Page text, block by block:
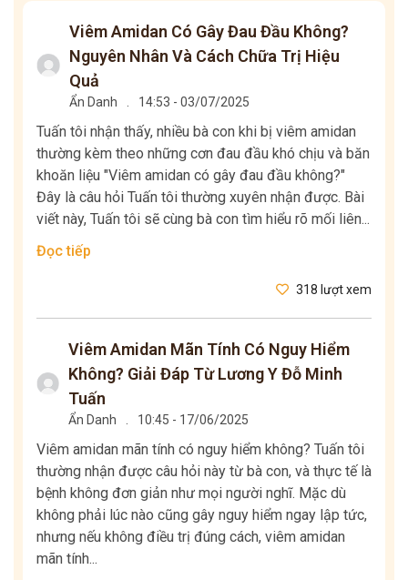
Viêm Amidan Có Gây Đau Đầu Không?
Nguyên Nhân Và Cách Chữa Trị Hiệu
Quả
Ẩn Danh 14:53 - 03/07/2025
Tuấn tôi nhận thấy, nhiều bà con khi bị viêm amidan
thường kèm theo những cơn đau đầu khó chịu và băn
khoăn liệu "Viêm amidan có gây đau đầu không?"
Đây là câu hỏi Tuấn tôi thường xuyên nhận được. Bài
viết này, Tuấn tôi sẽ cùng bà con tìm hiểu rõ mối liên...
Đọc tiếp
318 lượt xem
Viêm Amidan Mãn Tính Có Nguy Hiểm
Không? Giải Đáp Từ Lương Y Đỗ Minh
Tuấn
Ẩn Danh 10:45 - 17/06/2025
Viêm amidan mãn tính có nguy hiểm không? Tuấn tôi
thường nhận được câu hỏi này từ bà con, và thực tế là
bệnh không đơn giản như mọi người nghĩ. Mặc dù
không phải lúc nào cũng gây nguy hiểm ngay lập tức,
nhưng nếu không điều trị đúng cách, viêm amidan
mãn tính...